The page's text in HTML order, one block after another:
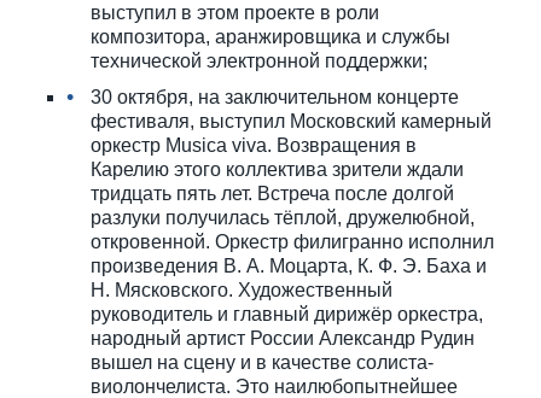
выступил в этом проекте в роли
композитора, аранжировщика и службы
технической электронной поддержки;
30 октября, на заключительном концерте
фестиваля, выступил Московский камерный
оркестр Musica viva. Возвращения в
Карелию этого коллектива зрители ждали
тридцать пять лет. Встреча после долгой
разлуки получилась тёплой, дружелюбной,
откровенной. Оркестр филигранно исполнил
произведения В. А. Моцарта, К. Ф. Э. Баха и
Н. Мясковского. Художественный
руководитель и главный дирижёр оркестра,
народный артист России Александр Рудин
вышел на сцену и в качестве солиста-
виолончелиста. Это наилюбопытнейшее